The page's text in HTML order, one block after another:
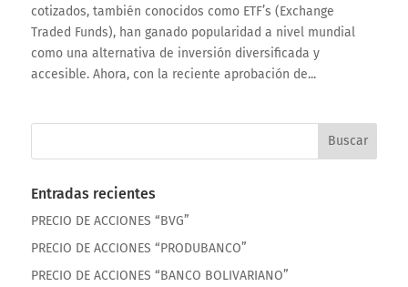
cotizados, también conocidos como ETF’s (Exchange
Traded Funds), han ganado popularidad a nivel mundial
como una alternativa de inversión diversificada y
accesible. Ahora, con la reciente aprobación de...
Entradas recientes
PRECIO DE ACCIONES “BVG”
PRECIO DE ACCIONES “PRODUBANCO”
PRECIO DE ACCIONES “BANCO BOLIVARIANO”